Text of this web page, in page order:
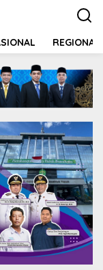
REGIONAL